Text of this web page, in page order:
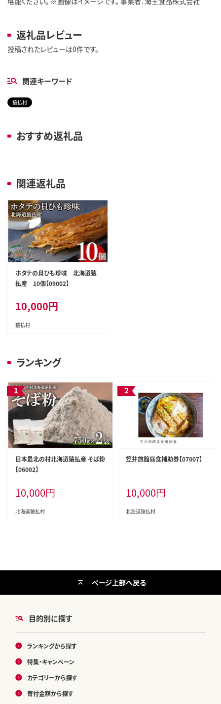
返礼品レビュー
投稿されたレビューは0件です。
関連キーワード
猿払村
おすすめ返礼品
関連返礼品
ホタテの貝ひも珍味 北海道猿
払産 10個【09002】
10,000円
猿払村
ランキング
日本最北の村北海道猿払産 そば粉
【06002】
10,000円
北海道猿払村
笠井旅館昼食補助券【07007】
10,000円
北海道猿払村
目的別に探す
ランキングから探す
特集・キャンペーン
カテゴリーから探す
寄付金額から探す
ページ上部へ戻る